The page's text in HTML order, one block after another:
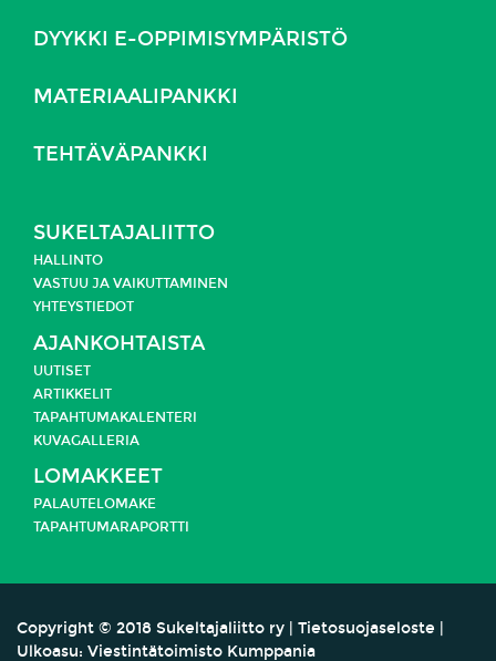
DYYKKI E-OPPIMISYMPÄRISTÖ
MATERIAALIPANKKI
TEHTÄVÄPANKKI
SUKELTAJALIITTO
HALLINTO
VASTUU JA VAIKUTTAMINEN
YHTEYSTIEDOT
AJANKOHTAISTA
UUTISET
ARTIKKELIT
TAPAHTUMAKALENTERI
KUVAGALLERIA
LOMAKKEET
PALAUTELOMAKE
TAPAHTUMARAPORTTI
Copyright © 2018 Sukeltajaliitto ry | Tietosuojaseloste
Ulkoasu: Viestintätoimisto Kumppania